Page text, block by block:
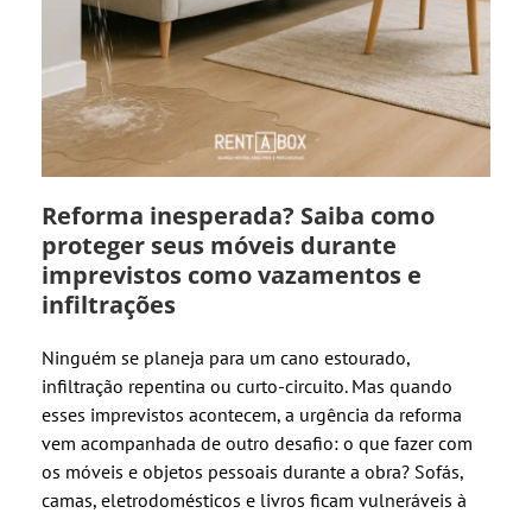
Reforma inesperada? Saiba como
proteger seus móveis durante
imprevistos como vazamentos e
infiltrações
Ninguém se planeja para um cano estourado,
infiltração repentina ou curto-circuito. Mas quando
esses imprevistos acontecem, a urgência da reforma
vem acompanhada de outro desafio: o que fazer com
os móveis e objetos pessoais durante a obra? Sofás,
camas, eletrodomésticos e livros ficam vulneráveis à